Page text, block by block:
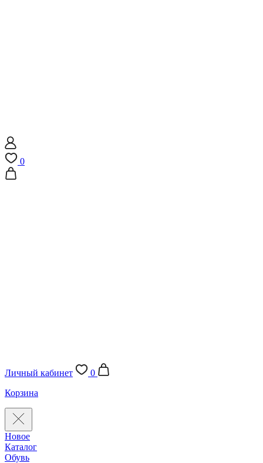
0
Личный кабинет
0
Корзина
Новое
Каталог
Обувь